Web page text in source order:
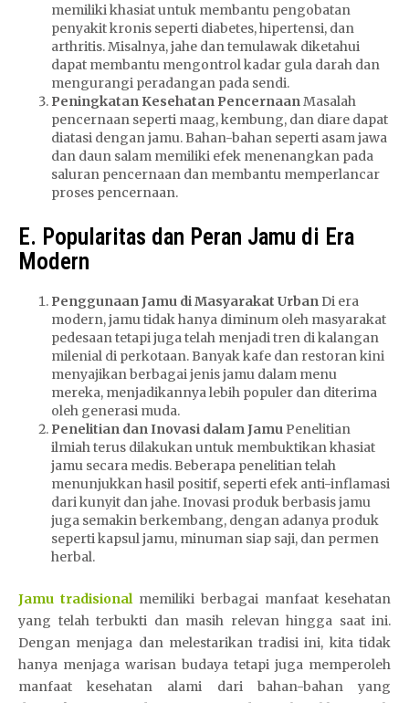
memiliki khasiat untuk membantu pengobatan
penyakit kronis seperti diabetes, hipertensi, dan
arthritis. Misalnya, jahe dan temulawak diketahui
dapat membantu mengontrol kadar gula darah dan
mengurangi peradangan pada sendi.
Peningkatan Kesehatan PencernaanMasalah
pencernaan seperti maag, kembung, dan diare dapat
diatasi dengan jamu. Bahan-bahan seperti asam jawa
dan daun salam memiliki efek menenangkan pada
saluran pencernaan dan membantu memperlancar
proses pencernaan.
E. Popularitas dan Peran Jamu di Era
Modern
Penggunaan Jamu di Masyarakat Urban Di era
modern, jamu tidak hanya diminum oleh masyarakat
pedesaan tetapi juga telah menjadi tren di kalangan
milenial di perkotaan. Banyak kafe dan restoran kini
menyajikan berbagai jenis jamu dalam menu
mereka, menjadikannya lebih populer dan diterima
oleh generasi muda.
Penelitian dan Inovasi dalam Jamu Penelitian
ilmiah terus dilakukan untuk membuktikan khasiat
jamu secara medis. Beberapa penelitian telah
menunjukkan hasil positif, seperti efek anti-inflamasi
dari kunyit dan jahe. Inovasi produk berbasis jamu
juga semakin berkembang, dengan adanya produk
seperti kapsul jamu, minuman siap saji, dan permen
herbal.
Jamu tradisionalmemiliki berbagai manfaat kesehatan
yang telah terbukti dan masih relevan hingga saat ini.
Dengan menjaga dan melestarikan tradisi ini, kita tidak
hanya menjaga warisan budaya tetapi juga memperoleh
manfaat kesehatan alami dari bahan-bahan yang